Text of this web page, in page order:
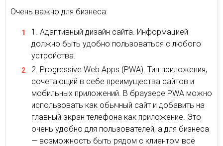
Очень важно для бизнеса:
Адаптивный дизайн сайта. Информацией
должно быть удобно пользоваться с любого
устройства.
Progressive Web Apps (PWA). Тип приложения,
сочетающий в себе преимущества сайтов и
мобильных приложений. В браузере PWA можно
использовать как обычный сайт и добавить на
главный экран телефона как приложение. Это
очень удобно для пользователей, а для бизнеса
— возможность быть рядом с клиентом всё